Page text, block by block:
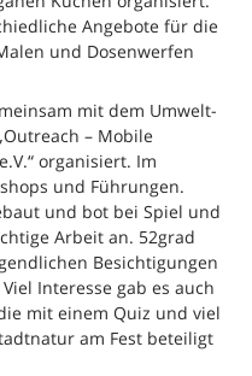
Angebote für die
und Dosenwerfen
mit dem Umwelt-
– Mobile
organisiert. Im
und Führungen.
und bot bei Spiel und
Arbeit an. 52grad
Besichtigungen
Interesse gab es auch
mit einem Quiz und viel
am Fest beteiligt